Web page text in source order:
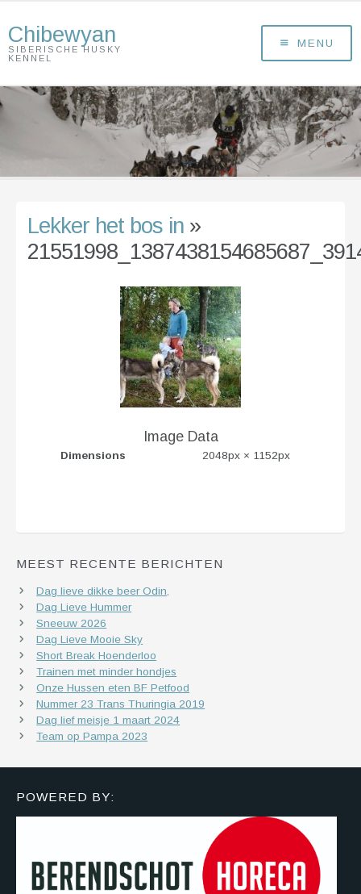
Chibewyan
SIBERISCHE HUSKY
KENNEL
MENU
Lekker het bos in»
Image Data
Dimensions 2048px × 1152px
MEEST RECENTE BERICHTEN
Dag lieve dikke beer Odin,
Dag Lieve Hummer
Sneeuw 2026
Dag Lieve Mooie Sky
Short Break Hoenderloo
Trainen met minder hondjes
Onze Hussen eten BF Petfood
Nummer 23 Trans Thuringia 2019
Dag lief meisje 1 maart 2024
Team op Pampa 2023
POWERED BY: